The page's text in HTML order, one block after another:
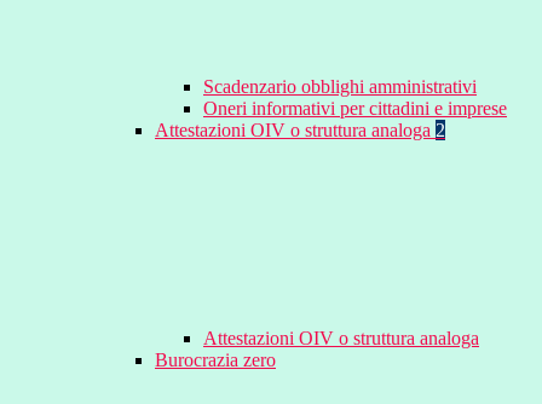
Scadenzario obblighi amministrativi
Oneri informativi per cittadini e imprese
Attestazioni OIV o struttura analoga 2
Attestazioni OIV o struttura analoga
Burocrazia zero